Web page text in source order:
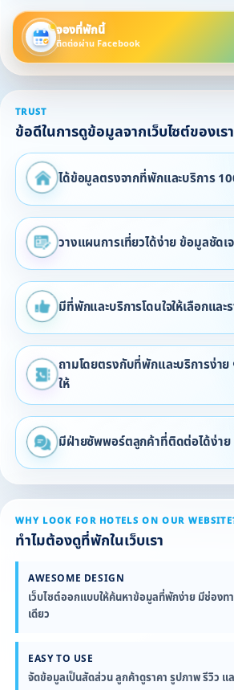
จองที่พักนี้
ติดต่อผ่าน Facebook
TRUST
ข้อดีในการดูข้อมูลจากเว็บไซต์ของเรา
ได้ข้อมูลตรงจากที่พักและบริการ
วางแผนการเที่ยวได้ง่าย ข้อมูลชัดเ
มีที่พักและบริการโดนใจให้เลือกและ
ถามโดยตรงกับที่พักและบริการง่า
ให้
มีฝ่ายซัพพอร์ตลูกค้าที่ติดต่อได้ง่าย
WHY LOOK FOR HOTELS ON OUR
ทำไมต้องดูที่พักในเว็บเรา
AWESOME DESIGN
เว็บไซต์ออกแบบให้ค้นหาข้อมูลที่พักง่าย มีช่องท
เดียว
EASY TO USE
จัดข้อมูลเป็นสัดส่วน ลูกค้าดูราคา รูปภาพ รีวิว แ